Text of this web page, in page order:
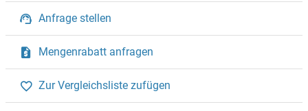
Anfrage stellen
Mengenrabatt anfragen
Zur Vergleichsliste zufügen